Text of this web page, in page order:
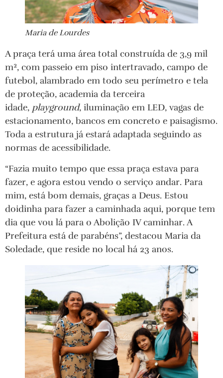
Maria de Lourdes
A praça terá uma área total construída de 3,9 mil
m², com passeio em piso intertravado, campo de
futebol, alambrado em todo seu perímetro e tela
de proteção, academia da terceira
idade, playground, iluminação em LED, vagas de
estacionamento, bancos em concreto e paisagismo.
Toda a estrutura já estará adaptada seguindo as
normas de acessibilidade.
“Fazia muito tempo que essa praça estava para
fazer, e agora estou vendo o serviço andar. Para
mim, está bom demais, graças a Deus. Estou
doidinha para fazer a caminhada aqui, porque tem
dia que vou lá para o Abolição IV caminhar. A
Prefeitura está de parabéns”, destacou Maria da
Soledade, que reside no local há 23 anos.